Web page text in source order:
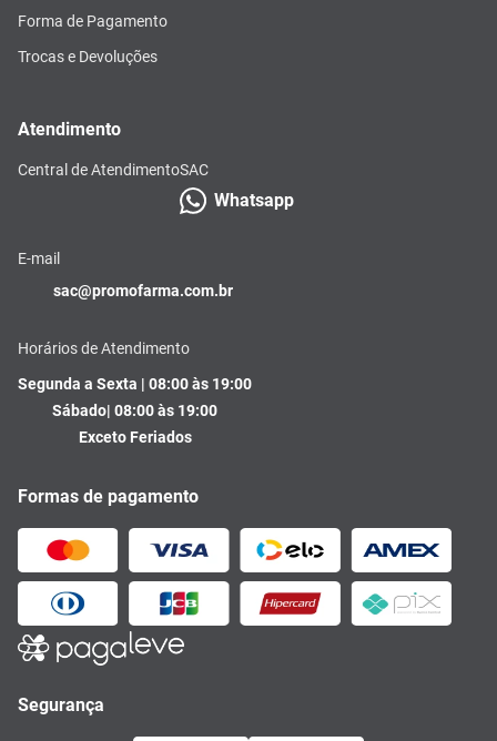
Forma de Pagamento
Trocas e Devoluções
Atendimento
Central de AtendimentoSAC
Whatsapp
E-mail
sac@promofarma.com.br
Horários de Atendimento
Segunda a Sexta | 08:00 às 19:00
Sábado| 08:00 às 19:00
Exceto Feriados
Formas de pagamento
Segurança